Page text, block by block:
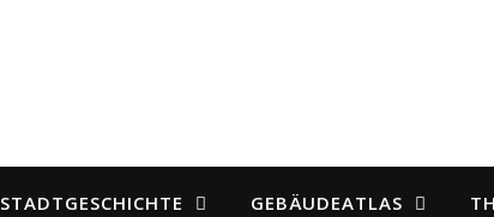
STADTGESCHICHTE GEBÄUDEATLAS